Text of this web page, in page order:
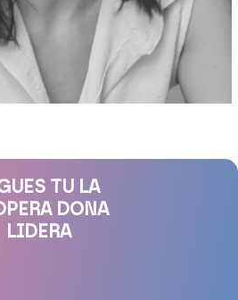
TU LA
DONA
LIDERA